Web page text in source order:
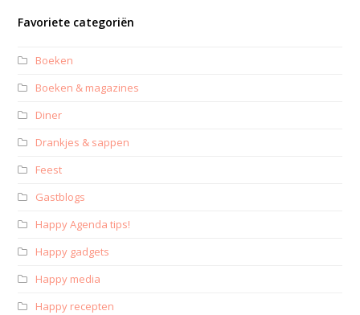
Favoriete categoriën
Boeken
Boeken & magazines
Diner
Drankjes & sappen
Feest
Gastblogs
Happy Agenda tips!
Happy gadgets
Happy media
Happy recepten